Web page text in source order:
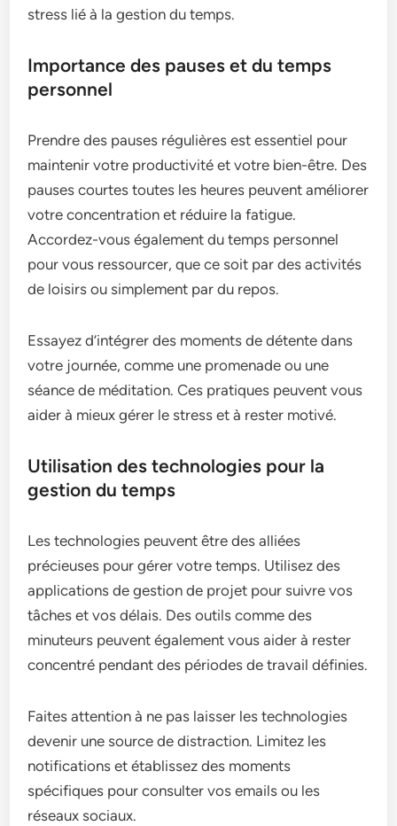
stress lié à la gestion du temps.
Importance des pauses et du temps
personnel
Prendre des pauses régulières est essentiel pour
maintenir votre productivité et votre bien-être. Des
pauses courtes toutes les heures peuvent améliorer
votre concentration et réduire la fatigue.
Accordez-vous également du temps personnel
pour vous ressourcer, que ce soit par des activités
de loisirs ou simplement par du repos.
Essayez d’intégrer des moments de détente dans
votre journée, comme une promenade ou une
séance de méditation. Ces pratiques peuvent vous
aider à mieux gérer le stress et à rester motivé.
Utilisation des technologies pour la
gestion du temps
Les technologies peuvent être des alliées
précieuses pour gérer votre temps. Utilisez des
applications de gestion de projet pour suivre vos
tâches et vos délais. Des outils comme des
minuteurs peuvent également vous aider à rester
concentré pendant des périodes de travail définies.
Faites attention à ne pas laisser les technologies
devenir une source de distraction. Limitez les
notifications et établissez des moments
spécifiques pour consulter vos emails ou les
réseaux sociaux.